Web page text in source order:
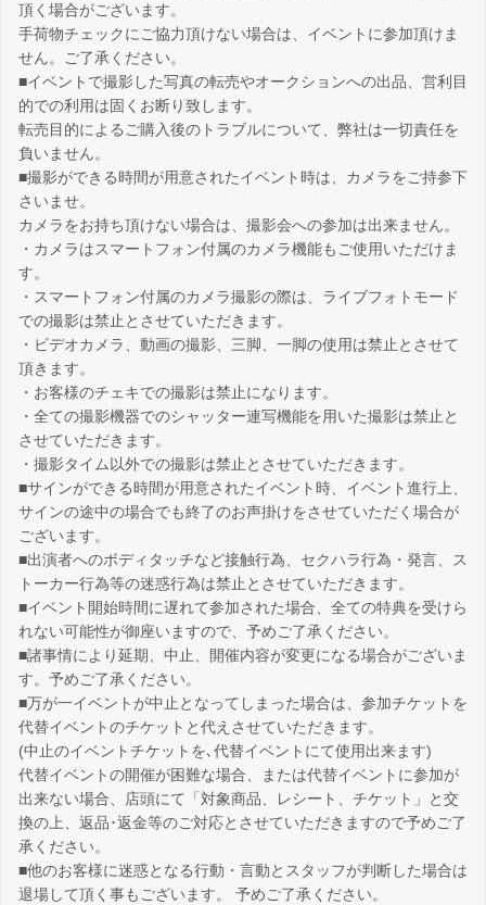
頂く場合がございます。
手荷物チェックにご協力頂けない場合は、イベントに参加頂けま
せん。ご了承ください。
■イベントで撮影した写真の転売やオークションへの出品、営利目
的での利用は固くお断り致します。
転売目的によるご購入後のトラブルについて、弊社は一切責任を
負いません。
■撮影ができる時間が用意されたイベント時は、カメラをご持参下
さいませ。
カメラをお持ち頂けない場合は、撮影会への参加は出来ません。
・カメラはスマートフォン付属のカメラ機能もご使用いただけま
す。
・スマートフォン付属のカメラ撮影の際は、ライブフォトモード
での撮影は禁止とさせていただきます。
・ビデオカメラ、動画の撮影、三脚、一脚の使用は禁止とさせて
頂きます。
・お客様のチェキでの撮影は禁止になります。
・全ての撮影機器でのシャッター連写機能を用いた撮影は禁止と
させていただきます。
・撮影タイム以外での撮影は禁止とさせていただきます。
■サインができる時間が用意されたイベント時、イベント進行上、
サインの途中の場合でも終了のお声掛けをさせていただく場合が
ございます。
■出演者へのボディタッチなど接触行為、セクハラ行為・発言、ス
トーカー行為等の迷惑行為は禁止とさせていただきます。
■イベント開始時間に遅れて参加された場合、全ての特典を受けら
れない可能性が御座いますので、予めご了承ください。
■諸事情により延期、中止、開催内容が変更になる場合がございま
す。予めご了承ください。
■万が一イベントが中止となってしまった場合は、参加チケットを
代替イベントのチケットと代えさせていただきます。
(中止のイベントチケットを､代替イベントにて使用出来ます)
代替イベントの開催が困難な場合、または代替イベントに参加が
出来ない場合、店頭にて「対象商品、レシート、チケット」と交
換の上、返品･返金等のご対応とさせていただきますので予めご了
承ください。
■他のお客様に迷惑となる行動・言動とスタッフが判断した場合は
退場して頂く事もございます。 予めご了承ください。